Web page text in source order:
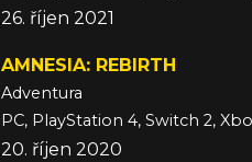
26. říjen 2021
AMNESIA: REBIRTH
Adventura
PC, PlayStation 4, Switch 2,
20. říjen 2020